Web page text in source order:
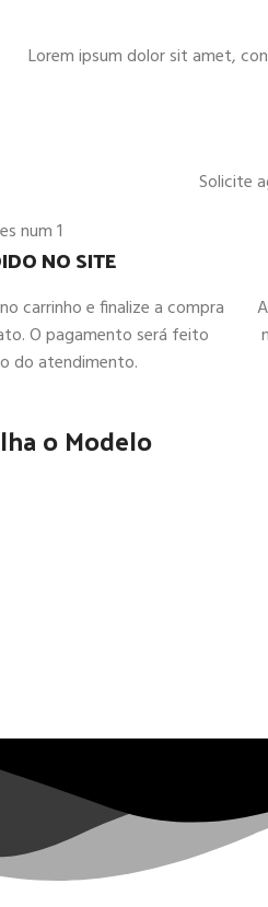
Lorem ipsum dolor sit amet,
Solicite
NO SITE
carrinho e finalize a compra
O pagamento será feito
do atendimento.
o Modelo